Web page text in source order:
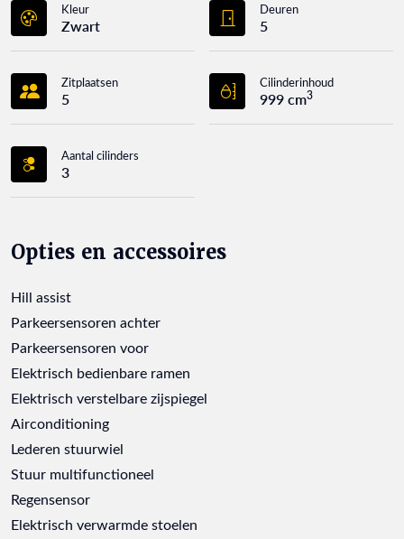
Kleur
Zwart
Deuren
5
Zitplaatsen
5
Cilinderinhoud
999 cm3
Aantal cilinders
3
Opties en accessoires
Hill assist
Parkeersensoren achter
Parkeersensoren voor
Elektrisch bedienbare ramen
Elektrisch verstelbare zijspiegel
Airconditioning
Lederen stuurwiel
Stuur multifunctioneel
Regensensor
Elektrisch verwarmde stoelen